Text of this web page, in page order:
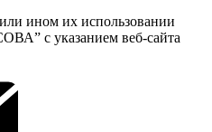
ином их использовании
с указанием веб-сайта